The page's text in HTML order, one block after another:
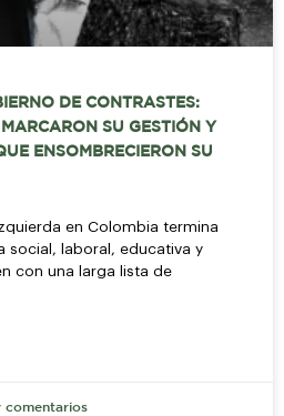
DE CONTRASTES:
SU GESTIÓN Y
ENSOMBRECIERON SU
en Colombia termina
social, laboral, educativa y
con una larga lista de
comentarios